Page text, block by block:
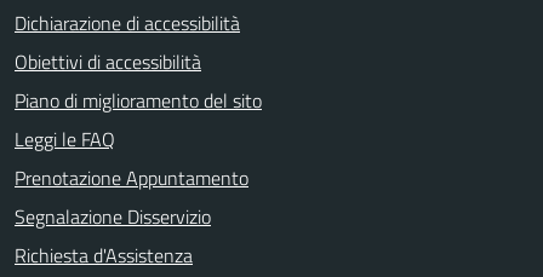
Dichiarazione di accessibilità
Obiettivi di accessibilità
Piano di miglioramento del sito
Leggi le FAQ
Prenotazione Appuntamento
Segnalazione Disservizio
Richiesta d'Assistenza